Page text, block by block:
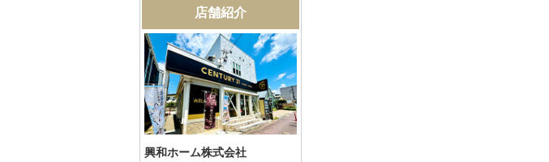
店舗紹介
興和ホーム株式会社